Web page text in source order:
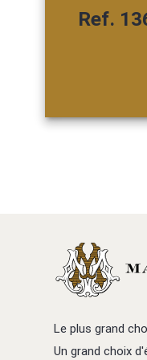
Ref.
Le plus grand
Un grand choix